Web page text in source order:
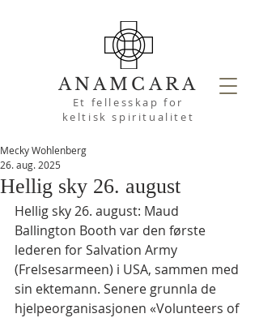
ANAMCARA
Et fellesskap for
keltisk spiritualitet
Hellig sky 26. august
Mecky Wohlenberg
26. aug. 2025
Hellig sky 26. august: Maud
Ballington Booth var den første
lederen for Salvation Army
(Frelsesarmeen) i USA, sammen med
sin ektemann. Senere grunnla de
hjelpeorganisasjonen «Volunteers of